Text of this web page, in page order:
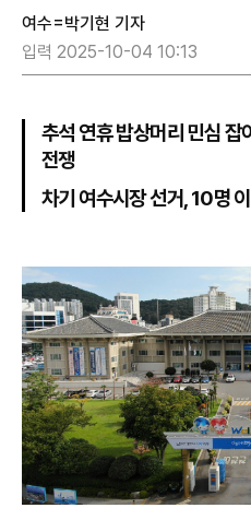
여수=박기현 기자
입력 2025-10-04 10:13
추석 연휴 밥상머리 민심
전쟁
차기 여수시장 선거, 10명